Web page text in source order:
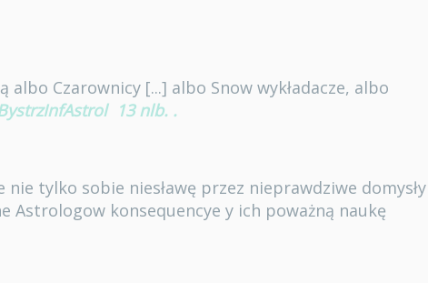
albo Czarownicy [...] albo Snow wykładacze, albo
13 nlb. .
nie tylko sobie niesławę przez nieprawdziwe domysły
Astrologow konsequencye y ich poważną naukę